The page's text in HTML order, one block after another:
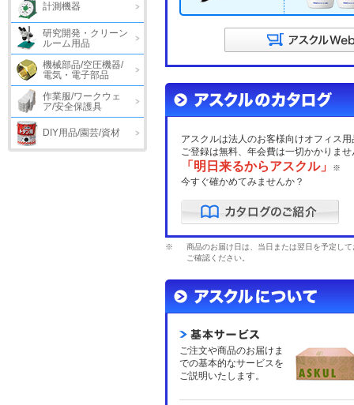
計測機器
研究開発・クリーン
ルーム用品
機械部品/空圧機器/
電気・電子部品
作業服/ワークウェ
ア/安全保護具
DIY用品/園芸/資材
アスクルは法人のお客様向けオフィス
ご登録は無料、年会費は一切かかりませ
「明日来るからアスクル」 ※
今すぐ確かめてみませんか？
※
商品のお届け日は、当日または翌日を予定し
ご確認ください。
ご注文や商品のお届けま
での基本的なサービスを
ご説明いたします。